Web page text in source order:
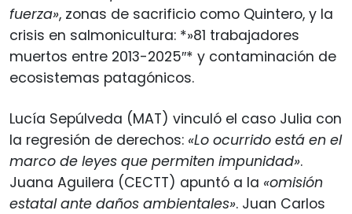
fuerza», zonas de sacrificio como Quintero, y la
crisis en salmonicultura: *»81 trabajadores
muertos entre 2013-2025″* y contaminación de
ecosistemas patagónicos.
Lucía Sepúlveda (MAT) vinculó el caso Julia con
la regresión de derechos: «Lo ocurrido está en el
marco de leyes que permiten impunidad».
Juana Aguilera (CECTT) apuntó a la «omisión
estatal ante daños ambientales». Juan Carlos